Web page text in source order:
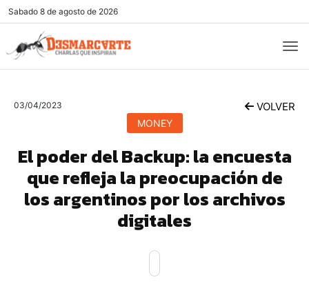
Sabado 8 de agosto de 2026
03/04/2023 VOLVER
MONEY
El poder del Backup: la encuesta
que refleja la preocupación de
los argentinos por los archivos
digitales